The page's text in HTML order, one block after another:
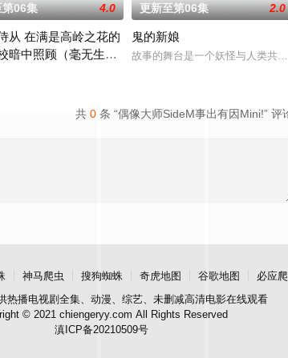
击在星球崩毁、走向灭亡之际，一名
06集 4.0
从 在满是高岭之花的
暗中照顾（毫无生活
更新至第06集 2.0
鬼的新娘
故事的舞台是一个妖怪与人类共
共 0 条 “偶像大师SideM事出有因Mini!” 评
神马爬虫 搜狗蜘蛛 奇虎地图 谷歌地图
必应
热播电视剧全集、动漫、综艺、未删减高清电影在线观看
© 2021 chiengeryy.com All Rights Reserved
滇ICP备20210509号